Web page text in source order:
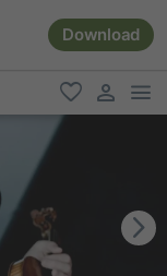
Download
favorit
user link